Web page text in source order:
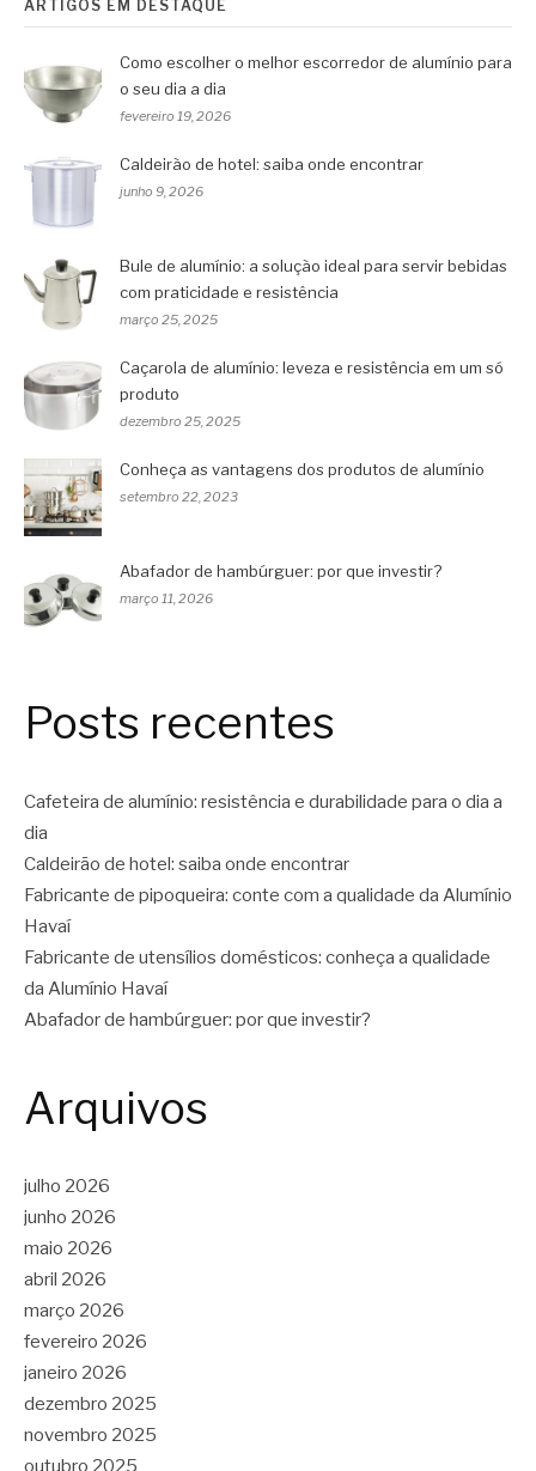
ARTIGOS EM DESTAQUE
Como escolher o melhor escorredor de alumínio para
o seu dia a dia
fevereiro 19, 2026
Caldeirão de hotel: saiba onde encontrar
junho 9, 2026
Bule de alumínio: a solução ideal para servir bebidas
com praticidade e resistência
março 25, 2025
Caçarola de alumínio: leveza e resistência em um só
produto
dezembro 25, 2025
Conheça as vantagens dos produtos de alumínio
setembro 22, 2023
Abafador de hambúrguer: por que investir?
março 11, 2026
Posts recentes
Cafeteira de alumínio: resistência e durabilidade para o dia a
dia
Caldeirão de hotel: saiba onde encontrar
Fabricante de pipoqueira: conte com a qualidade da Alumínio
Havaí
Fabricante de utensílios domésticos: conheça a qualidade
da Alumínio Havaí
Abafador de hambúrguer: por que investir?
Arquivos
julho 2026
junho 2026
maio 2026
abril 2026
março 2026
fevereiro 2026
janeiro 2026
dezembro 2025
novembro 2025
outubro 2025